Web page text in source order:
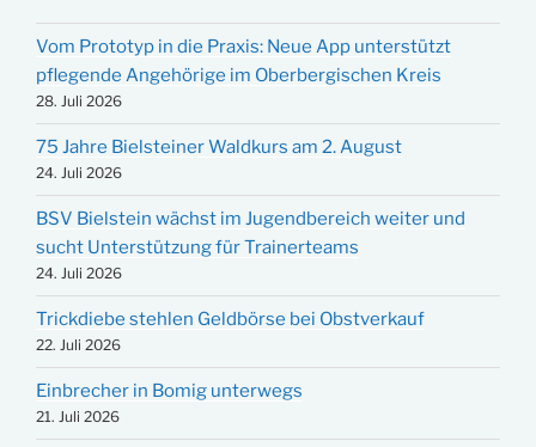
Vom Prototyp in die Praxis: Neue App unterstützt
pflegende Angehörige im Oberbergischen Kreis
28. Juli 2026
75 Jahre Bielsteiner Waldkurs am 2. August
24. Juli 2026
BSV Bielstein wächst im Jugendbereich weiter und
sucht Unterstützung für Trainerteams
24. Juli 2026
Trickdiebe stehlen Geldbörse bei Obstverkauf
22. Juli 2026
Einbrecher in Bomig unterwegs
21. Juli 2026